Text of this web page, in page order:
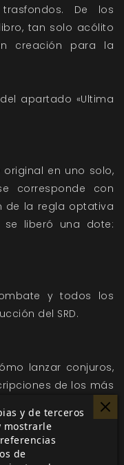
De los
tan solo acólito
creación para la
apartado «Ultima
original en uno solo,
corresponde con
de la regla optativa
liberó una dote:
y todos los
del SRD.
lanzar conjuros,
de los más
de doscientos
es íntegro del
específicamente a
y de terceros
mostrarle
de